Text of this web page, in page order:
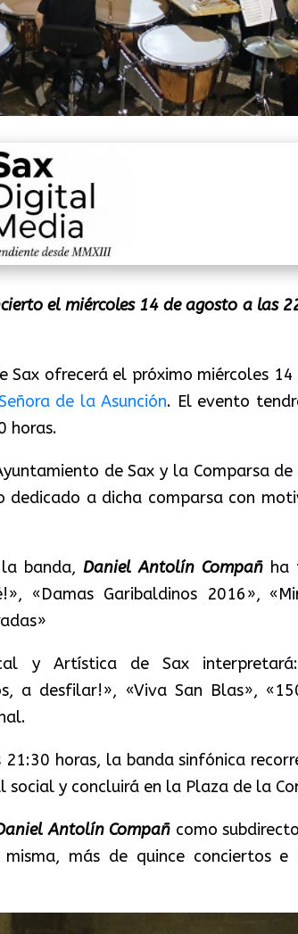
el miércoles 14 de agosto a las
Sax ofrecerá el próximo miércoles
de la Asunción. El evento
horas.
de Sax y la Comparsa de
a dicha comparsa con
la banda,Daniel Antolín Compañ ha
«Damas Garibaldinos 2016»,
y Artística de Sax interpretará:
a desfilar!», «Viva San Blas»,
horas, la banda sinfónica
y concluirá en la Plaza de la
Antolín Compañ como
más de quince conciertos e